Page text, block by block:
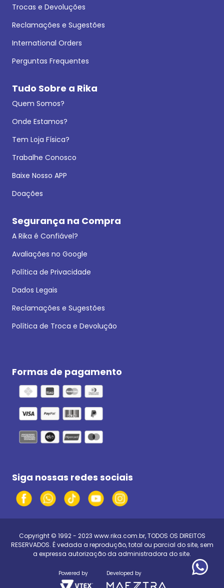
Trocas e Devoluções
Reclamações e Sugestões
International Orders
Perguntas Frequentes
Tudo Sobre a Rika
Quem Somos?
Onde Estamos?
Tem Loja Física?
Trabalhe Conosco
Baixe Nosso APP
Doações
Segurança na Compra
A Rika é Confiável?
Avaliações no Google
Política de Privacidade
Dados Legais
Reclamações e Sugestões
Política de Troca e Devolução
Formas de pagamento
Siga nossas redes sociais
Copyright © 1992 - 2023 www.rika.com.br, TODOS OS DIREITOS
RESERVADOS. É vedada a reprodução, total ou parcial do site, sem
a expressa autorização da administradora do site.
Powered by Developed by